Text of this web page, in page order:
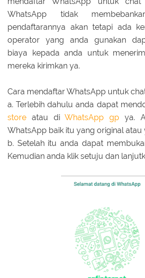
WhatsApp tidak
pendaftarannya akan tetapi ada
operator yang anda gunakan
biaya kepada anda untuk
mereka kirimkan ya.
Cara mendaftar WhatsApp untuk
a. Terlebih dahulu anda dapat
store atau diWhatsApp gp ya.
WhatsApp baik itu yang original atau
b. Setelah itu anda dapat
Kemudian anda klik setuju dan